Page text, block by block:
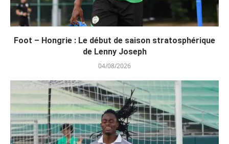
Foot – Hongrie : Le début de saison stratosphérique
de Lenny Joseph
04/08/2026